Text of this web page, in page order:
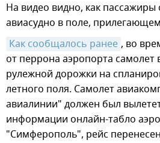
На видео видно, как пассажиры
авиасудно в поле,
Как сообщалось ранее , во
от перрона аэропорта самолет
рулежной дорожки на
летного поля. Самолет
авиалинии" должен был
информации онлайн-табло
"Симферополь", рейс